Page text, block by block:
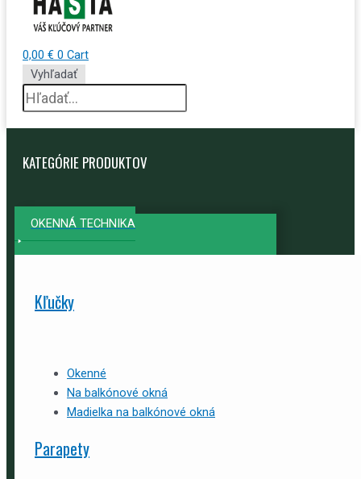
0,00 € 0 Cart
Vyhľadať
KATEGÓRIE PRODUKTOV
OKENNÁ TECHNIKA
Kľučky
Okenné
Na balkónové okná
Madielka na balkónové okná
Parapety